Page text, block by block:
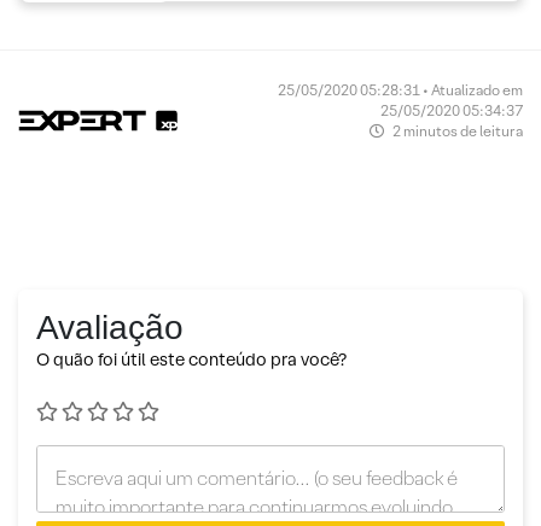
25/05/2020 05:28:31 • Atualizado em
25/05/2020 05:34:37
2 minutos de leitura
Avaliação
O quão foi útil este conteúdo pra você?